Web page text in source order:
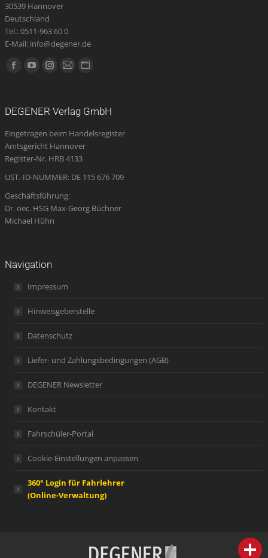
30539 Hannover
Deutschland
Tel.: 0511-963 60 0
E-Mail: info@degener.de
Finden Sie uns auf:
Facebook
new
window
YouTube
new
window
Instagram
new
window
E-
opens
in
new
Website
new
DEGENER Verlag GmbH
Eingetragen beim Handelsregister
Amtsgericht Hannover
Register-Nr. HRB 4133
UST.-ID-NUMMER: DE 115 676 709
Geschäftsführung:
Dr. oec. HSG Max-Georg Büchner
Michael Hühn
Navigation
Impressum
Hinweisgeberstelle
Datenschutz
Liefer- und Zahlungsbedingungen (AGB)
DEGENER Newsletter
Kontakt
Fahrschüler-Portal
Cookie-Einstellungen anpassen
360° Login für Fahrlehrer
(Online-Verwaltung)
person IHR FACHBERATER